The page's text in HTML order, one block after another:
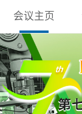
会议主页